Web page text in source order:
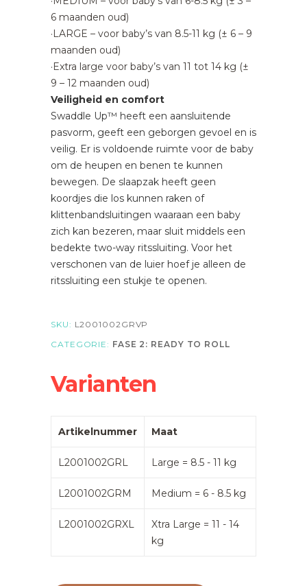
6 maanden oud)
·LARGE – voor baby’s van 8.5-11 kg (± 6 – 9
maanden oud)
·Extra large voor baby’s van 11 tot 14 kg (±
9 – 12 maanden oud)
Veiligheid en comfort
Swaddle Up™ heeft een aansluitende
pasvorm, geeft een geborgen gevoel en is
veilig. Er is voldoende ruimte voor de baby
om de heupen en benen te kunnen
bewegen. De slaapzak heeft geen
koordjes die los kunnen raken of
klittenbandsluitingen waaraan een baby
zich kan bezeren, maar sluit middels een
bedekte two-way ritssluiting. Voor het
verschonen van de luier hoef je alleen de
ritssluiting een stukje te openen.
SKU: L2001002GRVP
CATEGORIE: FASE 2: READY TO ROLL
Varianten
Artikelnummer Maat
L2001002GRL Large = 8.5 - 11 kg
L2001002GRM Medium = 6 - 8.5 kg
L2001002GRXL
Xtra Large = 11 - 14
kg